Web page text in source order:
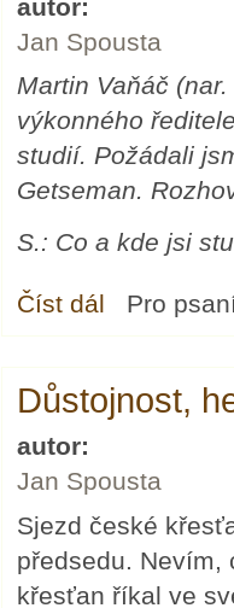
autor:
Jan Spousta
Martin Vaňáč
výkonného
studií. Požádali
Getseman.
S.: Co a kde jsi
Číst dál Prostor
Pro
Důstojnost,
autor:
Jan Spousta
Sjezd české
předsedu. Nevím,
křesťan říkal ve